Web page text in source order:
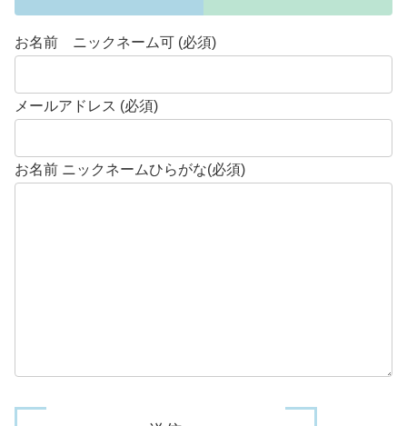
お名前 ニックネーム可 (必須)
メールアドレス (必須)
お名前 ニックネームひらがな(必須)